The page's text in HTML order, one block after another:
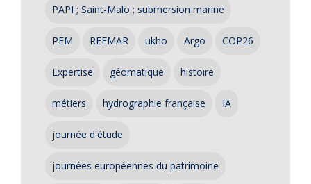
PAPI ; Saint-Malo ; submersion marine
PEM REFMAR ukho Argo COP26
Expertise géomatique histoire
métiers hydrographie française IA
journée d'étude
journées européennes du patrimoine